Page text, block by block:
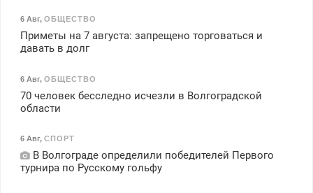
6 Авг, ОБЩЕСТВО
Приметы на 7 августа: запрещено торговаться и
давать в долг
6 Авг, ОБЩЕСТВО
70 человек бесследно исчезли в Волгоградской
области
6 Авг, СПОРТ
В Волгограде определили победителей Первого
турнира по Русскому гольфу